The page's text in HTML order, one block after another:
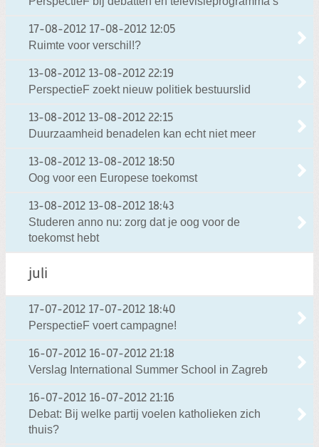
17-08-2012 17-08-2012 12:05
Ruimte voor verschil!?
13-08-2012 13-08-2012 22:19
PerspectieF zoekt nieuw politiek bestuurslid
13-08-2012 13-08-2012 22:15
Duurzaamheid benadelen kan echt niet meer
13-08-2012 13-08-2012 18:50
Oog voor een Europese toekomst
13-08-2012 13-08-2012 18:43
Studeren anno nu: zorg dat je oog voor de
toekomst hebt
juli
17-07-2012 17-07-2012 18:40
PerspectieF voert campagne!
16-07-2012 16-07-2012 21:18
Verslag International Summer School in Zagreb
16-07-2012 16-07-2012 21:16
Debat: Bij welke partij voelen katholieken zich
thuis?